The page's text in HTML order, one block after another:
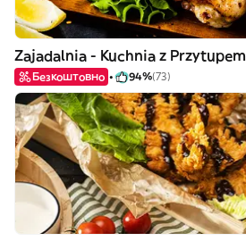
Zajadalnia - Kuchnia z Przytupem
Безкоштовно 94%(73)